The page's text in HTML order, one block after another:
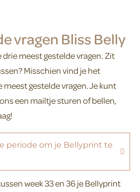
vragen Bliss Belly
meest gestelde vragen. Zit
Misschien vind je het
gestelde vragen. Je kunt
een mailtje sturen of bellen,
periode om je Bellyprint te
week 33 en 36 je Bellyprint